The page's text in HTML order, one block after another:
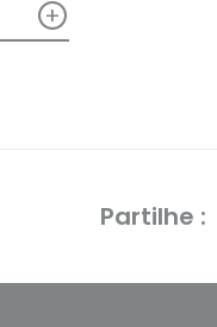
+
Partilhe :